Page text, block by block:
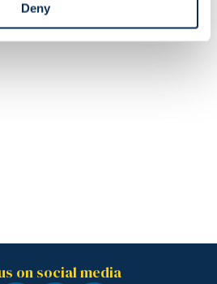
Deny
on social media